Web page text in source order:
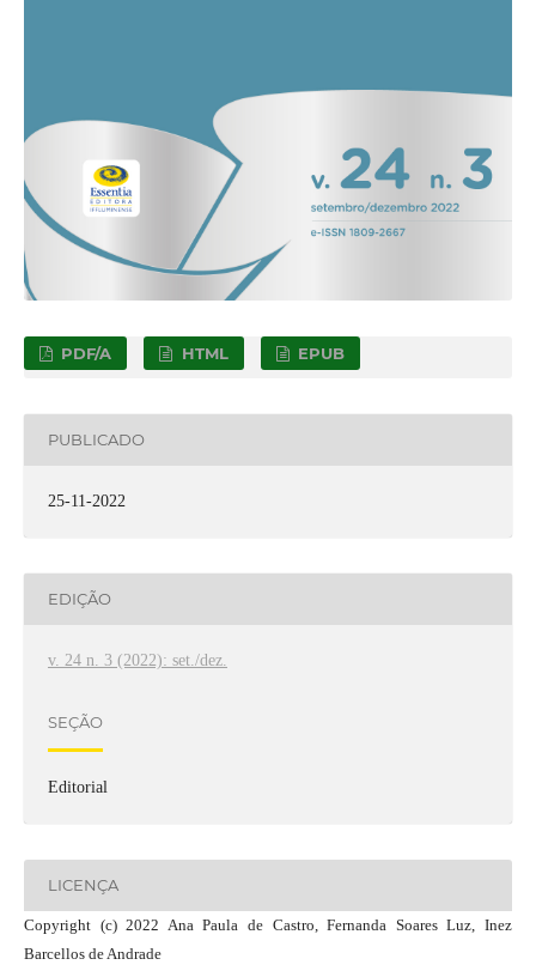
PDF/A HTML EPUB
PUBLICADO
25-11-2022
EDIÇÃO
v. 24 n. 3 (2022): set./dez.
SEÇÃO
Editorial
LICENÇA
Copyright (c) 2022 Ana Paula de Castro, Fernanda Soares Luz, Inez
Barcellos de Andrade